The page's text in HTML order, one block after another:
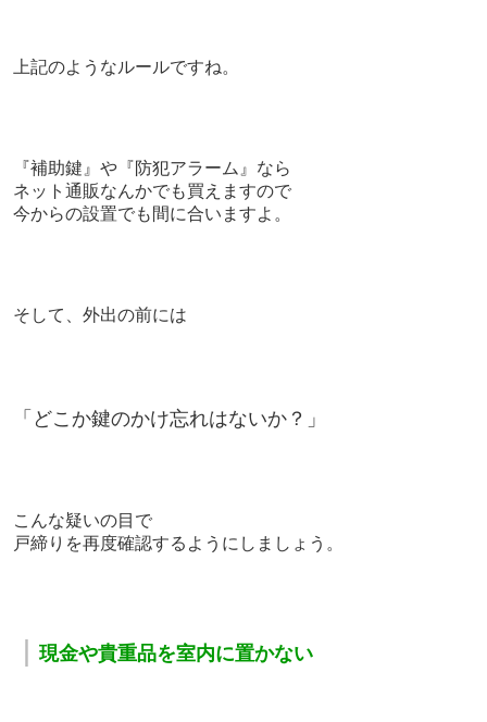
上記のようなルールですね。
『補助鍵』や『防犯アラーム』なら
ネット通販なんかでも買えますので
今からの設置でも間に合いますよ。
そして、 外出の前には
「どこか鍵のかけ忘れはないか？」
こんな疑いの目で
戸締りを再度確認するようにしましょう。
現金や貴重品を室内に置かない